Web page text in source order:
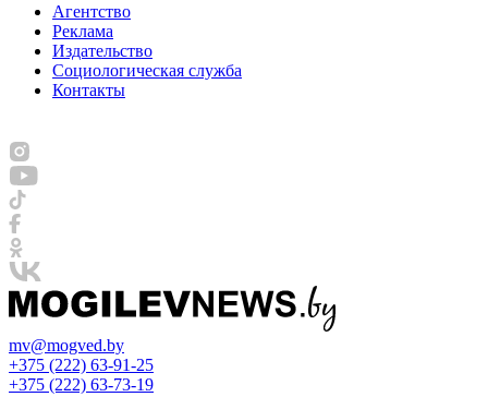
Агентство
Реклама
Издательство
Социологическая служба
Контакты
mv@mogved.by
+375 (222) 63-91-25
+375 (222) 63-73-19